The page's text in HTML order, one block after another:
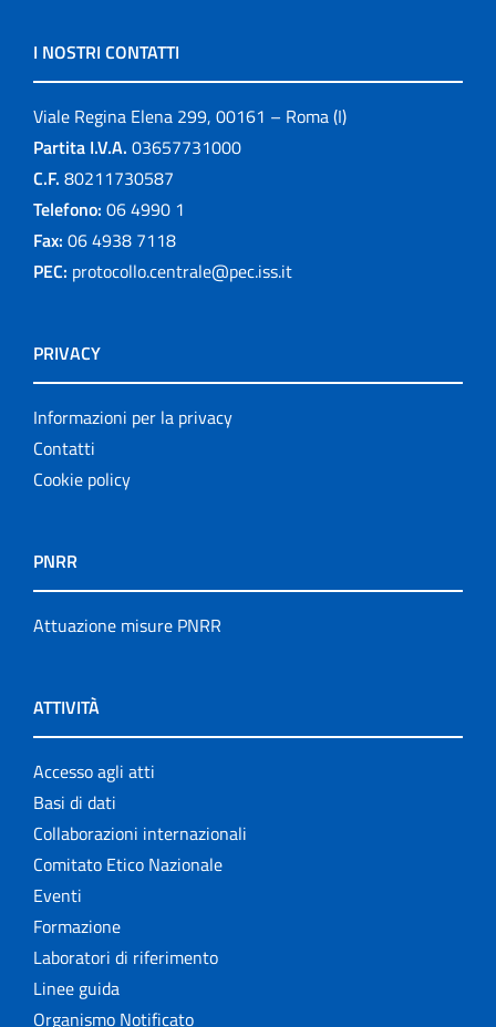
I NOSTRI CONTATTI
Viale Regina Elena 299, 00161 – Roma (I)
Partita I.V.A. 03657731000
C.F. 80211730587
Telefono: 06 4990 1
Fax: 06 4938 7118
PEC: protocollo.centrale@pec.iss.it
PRIVACY
Informazioni per la privacy
Contatti
Cookie policy
PNRR
Attuazione misure PNRR
ATTIVITÀ
Accesso agli atti
Basi di dati
Collaborazioni internazionali
Comitato Etico Nazionale
Eventi
Formazione
Laboratori di riferimento
Linee guida
Organismo Notificato